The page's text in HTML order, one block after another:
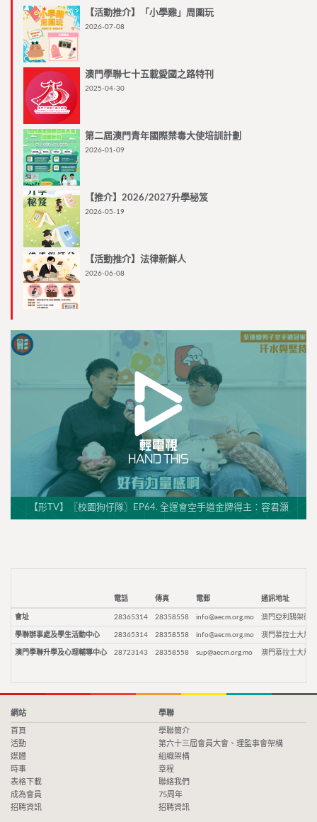
【活動推介】「小學雞」周圍玩
2026-07-08
澳門學聯七十五載愛國之路特刊
2025-04-30
第二屆澳門青年國際禁毒大使培訓計劃
2026-01-09
【推介】2026/2027升學秘笈
2026-05-19
【活動推介】法律新鮮人
2026-06-08
【形TV】〖校園狗仔隊〗EP64. 全運會空手道金牌得主：容君灝
電話 傳真 電郵 通訊地址
會址 28365314 28358558 info@aecm.org.mo 澳門亞利鴉架街9
學聯辦事處及學生活動中心 28365314 28358558 info@aecm.org.mo 澳門慕拉士大馬
澳門學聯升學及心理輔導中心 28723143 28358558 sup@aecm.org.mo 澳門慕拉士大馬
網站
首頁
活動
媒體
時事
表格下載
成為會員
招聘資訊
學聯
學聯簡介
第六十三屆會員大會、理監事會架構
組織架構
章程
聯絡我們
75周年
招聘資訊